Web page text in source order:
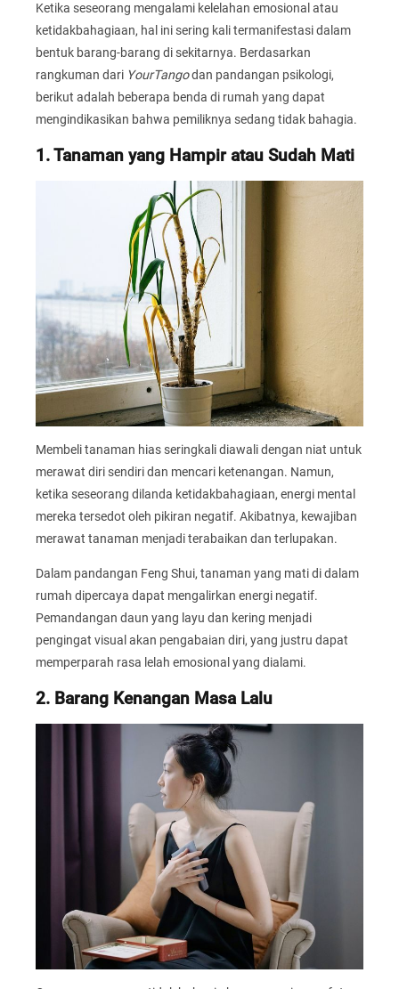
Ketika seseorang mengalami kelelahan emosional atau
ketidakbahagiaan, hal ini sering kali termanifestasi dalam
bentuk barang-barang di sekitarnya. Berdasarkan
rangkuman dari YourTangodan pandangan psikologi,
berikut adalah beberapa benda di rumah yang dapat
mengindikasikan bahwa pemiliknya sedang tidak bahagia.
1. Tanaman yang Hampir atau Sudah Mati
Membeli tanaman hias seringkali diawali dengan niat untuk
merawat diri sendiri dan mencari ketenangan. Namun,
ketika seseorang dilanda ketidakbahagiaan, energi mental
mereka tersedot oleh pikiran negatif. Akibatnya, kewajiban
merawat tanaman menjadi terabaikan dan terlupakan.
Dalam pandangan Feng Shui, tanaman yang mati di dalam
rumah dipercaya dapat mengalirkan energi negatif.
Pemandangan daun yang layu dan kering menjadi
pengingat visual akan pengabaian diri, yang justru dapat
memperparah rasa lelah emosional yang dialami.
2. Barang Kenangan Masa Lalu